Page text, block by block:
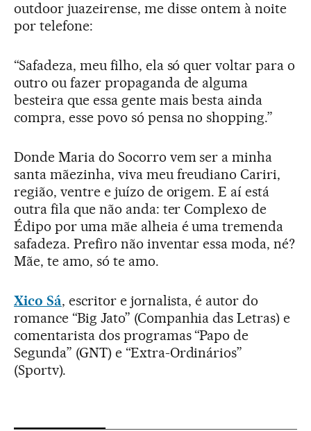
outdoor juazeirense, me disse ontem à noite
por telefone:
“Safadeza, meu filho, ela só quer voltar para o
outro ou fazer propaganda de alguma
besteira que essa gente mais besta ainda
compra, esse povo só pensa no shopping.”
Donde Maria do Socorro vem ser a minha
santa mãezinha, viva meu freudiano Cariri,
região, ventre e juízo de origem. E aí está
outra fila que não anda: ter Complexo de
Édipo por uma mãe alheia é uma tremenda
safadeza. Prefiro não inventar essa moda, né?
Mãe, te amo, só te amo.
Xico Sá, escritor e jornalista, é autor do
romance “Big Jato” (Companhia das Letras) e
comentarista dos programas “Papo de
Segunda” (GNT) e “Extra-Ordinários”
(Sportv).